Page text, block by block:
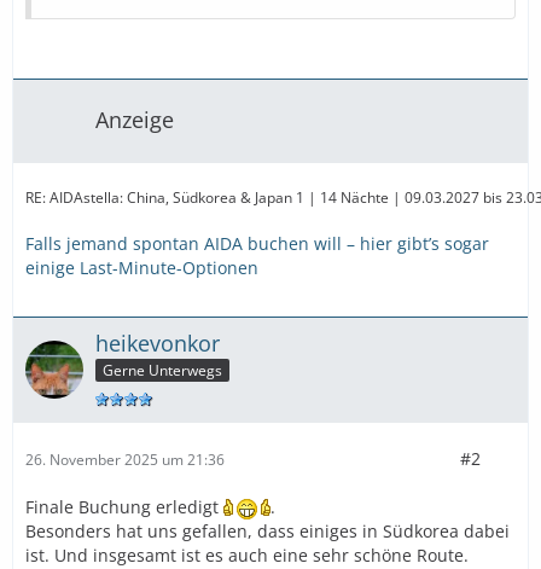
16. Tag: Tokyo (Japan)
» Bestpreise in Sicht
Diese Kreuzfahrt buchen
…
Anzeige
RE: AIDAstella: China, Südkorea & Japan 1 | 14 Nächte | 09.03.2027 bis
Falls jemand spontan AIDA buchen will – hier gibt’s sogar
einige Last-Minute-Optionen
heikevonkor
Gerne Unterwegs
26. November 2025 um 21:36 #2
Finale Buchung erledigt
.
Besonders hat uns gefallen, dass einiges in Südkorea dabei
ist. Und insgesamt ist es auch eine sehr schöne Route.